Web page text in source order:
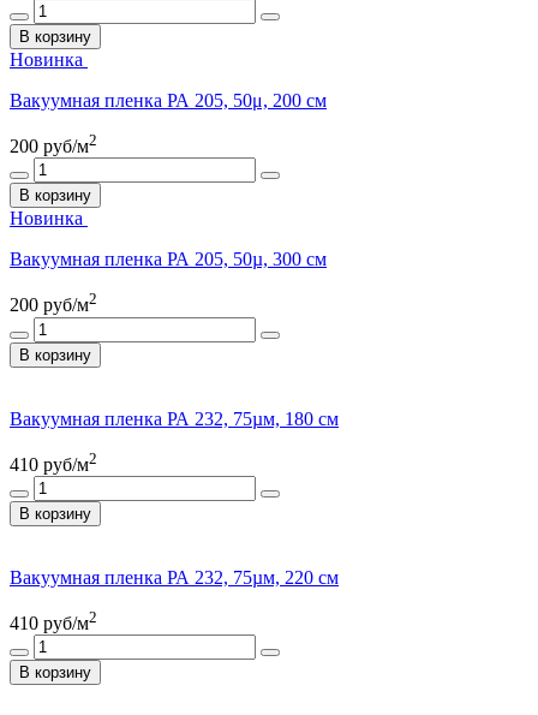
В корзину
Новинка
Вакуумная пленка РА 205, 50μ, 200 см
200 руб/м2
В корзину
Новинка
Вакуумная пленка РА 205, 50µ, 300 см
200 руб/м2
В корзину
Вакуумная пленка РА 232, 75µм, 180 см
410 руб/м2
В корзину
Вакуумная пленка РА 232, 75µм, 220 см
410 руб/м2
В корзину